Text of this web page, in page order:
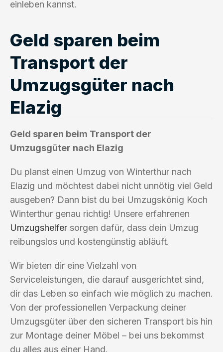
einleben kannst.
Geld sparen beim
Transport der
Umzugsgüter nach
Elazig
Geld sparen beim Transport der
Umzugsgüter nach Elazig
Du planst einen Umzug von Winterthur nach
Elazig und möchtest dabei nicht unnötig viel Geld
ausgeben? Dann bist du bei Umzugskönig Koch
Winterthur genau richtig! Unsere erfahrenen
Umzugshelfer sorgen dafür, dass dein Umzug
reibungslos und kostengünstig abläuft.
Wir bieten dir eine Vielzahl von
Serviceleistungen, die darauf ausgerichtet sind,
dir das Leben so einfach wie möglich zu machen.
Von der professionellen Verpackung deiner
Umzugsgüter über den sicheren Transport bis hin
zur Montage deiner Möbel – bei uns bekommst
du alles aus einer Hand.